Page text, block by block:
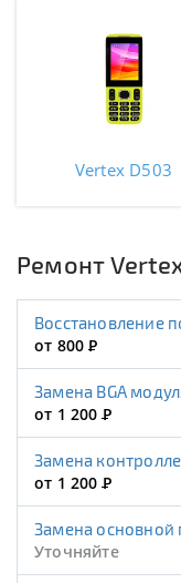
Vertex D503
Ремонт
Восстановление
от 800Р
Замена BGA
от 1 200Р
Замена
от 1 200Р
Замена основной
Уточняйте